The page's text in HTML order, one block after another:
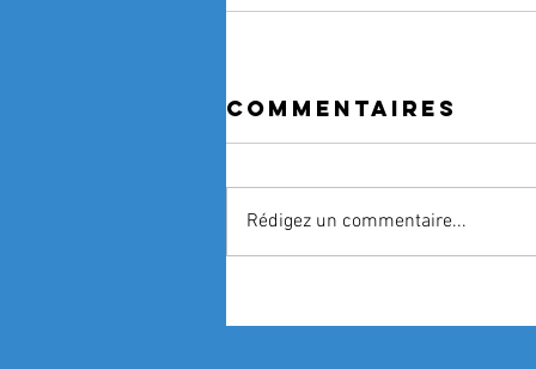
Commentaires
Rédigez un commentaire...